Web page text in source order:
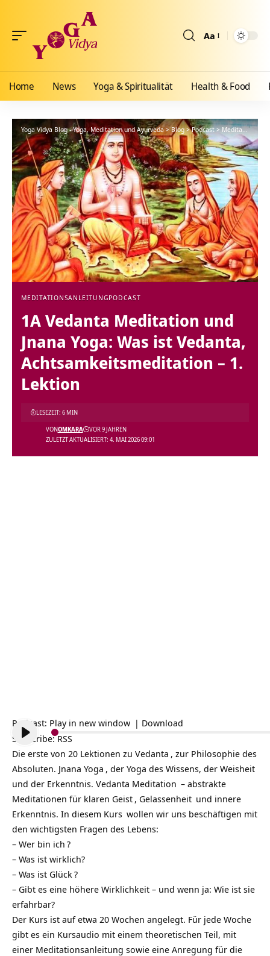
Aa
Home News Yoga & Spiritualität Health & Food
Yoga Vidya Blog - Yoga, Meditation und Ayurveda>Blog>Podcast>Meditationsanleitung
MEDITATIONSANLEITUNGPODCAST
1A Vedanta Meditation und
Jnana Yoga: Was ist Vedanta,
Achtsamkeitsmeditation – 1.
Lektion
ZULETZT AKTUALISIERT: 4. MAI 2026 09:01
VONOMKARA VOR 9 JAHREN
LESEZEIT: 6 MIN
Podcast: Play in new window | Download
Subscribe:RSS
Die erste von 20 Lektionen zu Vedanta , zur Philosophie des
Absoluten. Jnana Yoga , der Yoga des Wissens, der Weisheit
und der Erkenntnis. Vedanta Meditation – abstrakte
Meditationen für klaren Geist , Gelassenheit und innere
Erkenntnis. In diesem Kurs wollen wir uns beschäftigen mit
den wichtigsten Fragen des Lebens:
– Wer bin ich ?
– Was ist wirklich?
– Was ist Glück ?
– Gibt es eine höhere Wirklichkeit – und wenn ja: Wie ist sie
erfahrbar?
Der Kurs ist auf etwa 20 Wochen angelegt. Für jede Woche
gibt es ein Kursaudio mit einem theoretischen Teil, mit
einer Meditationsanleitung sowie eine Anregung für die